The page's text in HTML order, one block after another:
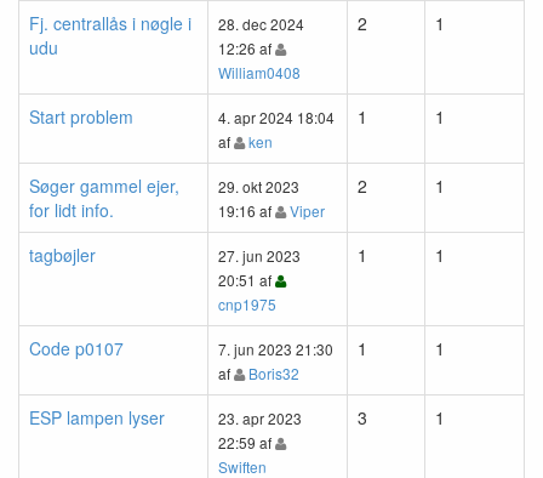
Fj. centrallås i nøgle i
udu
28. dec 2024
12:26 af
William0408
2 1
Start problem
4. apr 2024 18:04
af
ken
1 1
Søger gammel ejer,
for lidt info.
29. okt 2023
19:16 af
Viper
2 1
tagbøjler
27. jun 2023
20:51 af
cnp1975
1 1
Code p0107
7. jun 2023 21:30
af
Boris32
1 1
ESP lampen lyser
23. apr 2023
22:59 af
Swiften
3 1